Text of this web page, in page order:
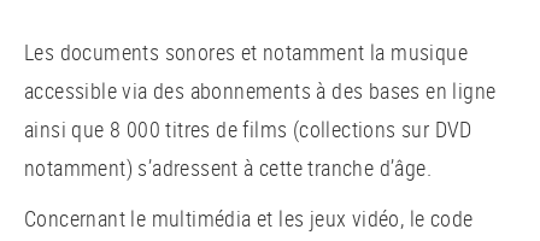
Les documents sonores et notamment la musique
accessible via des abonnements à des bases en ligne
ainsi que 8 000 titres de films (collections sur DVD
notamment) s’adressent à cette tranche d’âge.
Concernant le multimédia et les jeux vidéo, le code